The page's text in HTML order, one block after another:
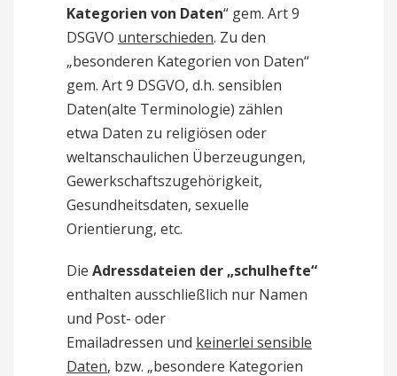
Kategorien von Daten“ gem. Art 9
DSGVO unterschieden. Zu den
„besonderen Kategorien von Daten“
gem. Art 9 DSGVO, d.h. sensiblen
Daten(alte Terminologie) zählen
etwa Daten zu religiösen oder
weltanschaulichen Überzeugungen,
Gewerkschaftszugehörigkeit,
Gesundheitsdaten, sexuelle
Orientierung, etc.
Die Adressdateien der „schulhefte“
enthalten ausschließlich nur Namen
und Post- oder
Emailadressen und keinerlei sensible
Daten, bzw. „besondere Kategorien